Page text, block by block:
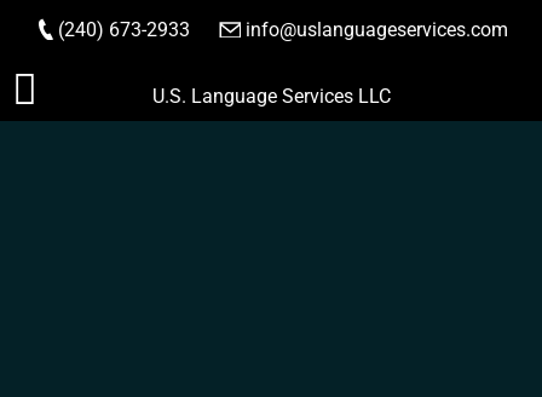
Saltar
(240) 673-2933 info@uslanguageservices.com
HACER PEDIDO
U.S. Language Services LLC